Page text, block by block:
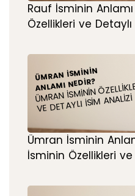
Rauf İsminin
Özellikleri ve
ÜMRAN İSMININ
ANLAMI NEDIR?
ÜMRAN İSMININ
VE DETAYLI İSIM ANALIZI
Ümran İsminin
İsminin Özellikleri